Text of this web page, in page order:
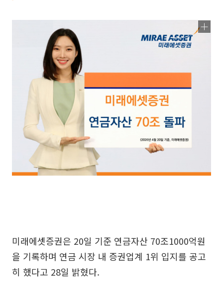
미래에셋증권은 20일 기준 연금자산 70조1000억원
을 기록하며 연금 시장 내 증권업계 1위 입지를 공고
히 했다고 28일 밝혔다.